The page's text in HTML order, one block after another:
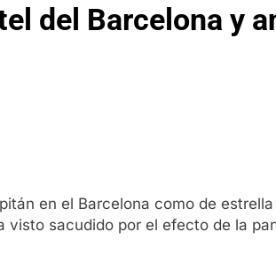
del Barcelona y
en el Barcelona como de
sacudido por el efecto de la